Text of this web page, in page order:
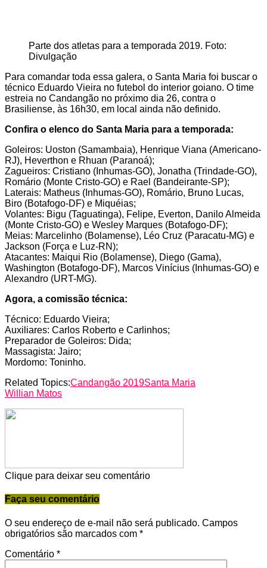
Parte dos atletas para a temporada 2019. Foto:
Divulgação
Para comandar toda essa galera, o Santa Maria foi buscar o
técnico Eduardo Vieira no futebol do interior goiano. O time
estreia no Candangão no próximo dia 26, contra o
Brasiliense, às 16h30, em local ainda não definido.
Confira o elenco do Santa Maria para a temporada:
Goleiros: Uoston (Samambaia), Henrique Viana (Americano-
RJ), Heverthon e Rhuan (Paranoá);
Zagueiros: Cristiano (Inhumas-GO), Jonatha (Trindade-GO),
Romário (Monte Cristo-GO) e Rael (Bandeirante-SP);
Laterais: Matheus (Inhumas-GO), Romário, Bruno Lucas,
Biro (Botafogo-DF) e Miquéias;
Volantes: Bigu (Taguatinga), Felipe, Everton, Danilo Almeida
(Monte Cristo-GO) e Wesley Marques (Botafogo-DF);
Meias: Marcelinho (Bolamense), Léo Cruz (Paracatu-MG) e
Jackson (Força e Luz-RN);
Atacantes: Maiqui Rio (Bolamense), Diego (Gama),
Washington (Botafogo-DF), Marcos Vinícius (Inhumas-GO) e
Alexandro (URT-MG).
Agora, a comissão técnica:
Técnico: Eduardo Vieira;
Auxiliares: Carlos Roberto e Carlinhos;
Preparador de Goleiros: Dida;
Massagista: Jairo;
Mordomo: Toninho.
Related Topics:Candangão 2019Santa Maria
Willian Matos
Clique para deixar seu comentário
Faça seu comentário
O seu endereço de e-mail não será publicado. Campos
obrigatórios são marcados com *
Comentário *